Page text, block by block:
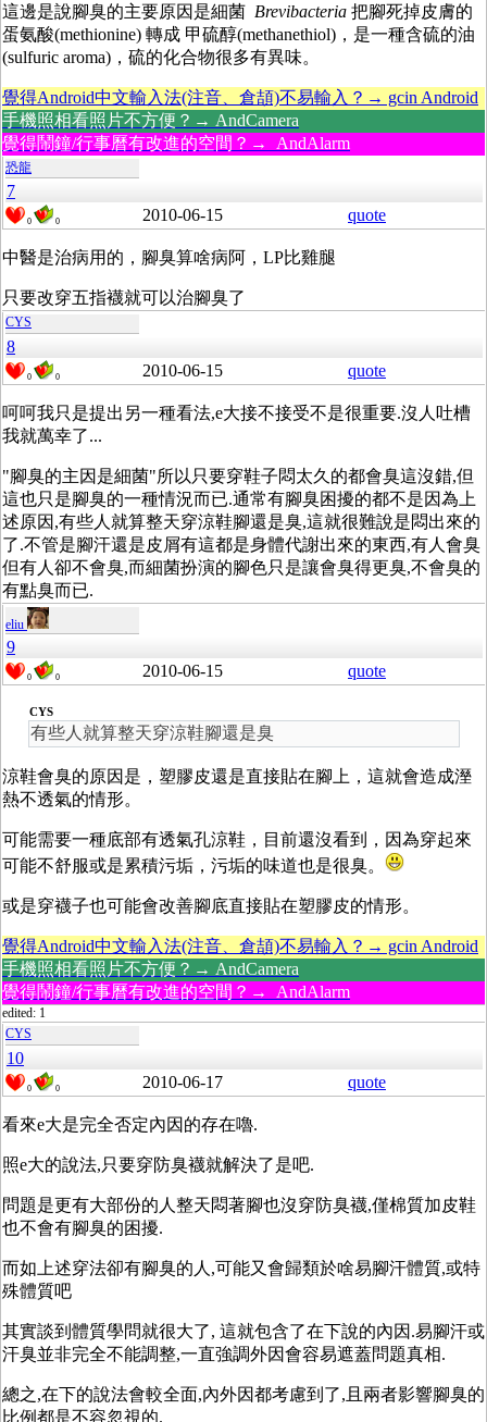
這邊是說腳臭的主要原因是細菌 Brevibacteria 把腳死掉皮膚的
蛋氨酸(methionine) 轉成 甲硫醇(methanethiol)， 是一種含硫的油
(sulfuric aroma)，硫的化合物很多有異味。
覺得Android中文輸入法(注音、倉頡)不易輸入？→ gcin Android
手機照相看照片不方便？→ AndCamera
覺得鬧鐘/行事曆有改進的空間？→ AndAlarm
恐龍
7
0 0 2010-06-15 quote
中醫是治病用的，腳臭算啥病阿，LP比雞腿
只要改穿五指襪就可以治腳臭了
CYS
8
0 0 2010-06-15 quote
呵呵我只是提出另一種看法,e大接不接受不是很重要.沒人吐槽
我就萬幸了...
"腳臭的主因是細菌"所以只要穿鞋子悶太久的都會臭這沒錯,但
這也只是腳臭的一種情況而已.通常有腳臭困擾的都不是因為上
述原因,有些人就算整天穿涼鞋腳還是臭,這就很難說是悶出來的
了.不管是腳汗還是皮屑有這都是身體代謝出來的東西,有人會臭
但有人卻不會臭,而細菌扮演的腳色只是讓會臭得更臭,不會臭的
有點臭而已.
eliu
9
0 0 2010-06-15 quote
CYS
有些人就算整天穿涼鞋腳還是臭
涼鞋會臭的原因是，塑膠皮還是直接貼在腳上，這就會造成溼
熱不透氣的情形。
可能需要一種底部有透氣孔涼鞋，目前還沒看到，因為穿起來
可能不舒服或是累積污垢，污垢的味道也是很臭。
或是穿襪子也可能會改善腳底直接貼在塑膠皮的情形。
覺得Android中文輸入法(注音、倉頡)不易輸入？→ gcin Android
手機照相看照片不方便？→ AndCamera
覺得鬧鐘/行事曆有改進的空間？→ AndAlarm
edited: 1
CYS
10
0 0 2010-06-17 quote
看來e大是完全否定內因的存在嚕.
照e大的說法,只要穿防臭襪就解決了是吧.
問題是更有大部份的人整天悶著腳也沒穿防臭襪,僅棉質加皮鞋
也不會有腳臭的困擾.
而如上述穿法卻有腳臭的人,可能又會歸類於啥易腳汗體質,或特
殊體質吧
其實談到體質學問就很大了, 這就包含了在下說的內因.易腳汗或
汗臭並非完全不能調整,一直強調外因會容易遮蓋問題真相.
總之,在下的說法會較全面,內外因都考慮到了,且兩者影響腳臭的
比例都是不容忽視的.